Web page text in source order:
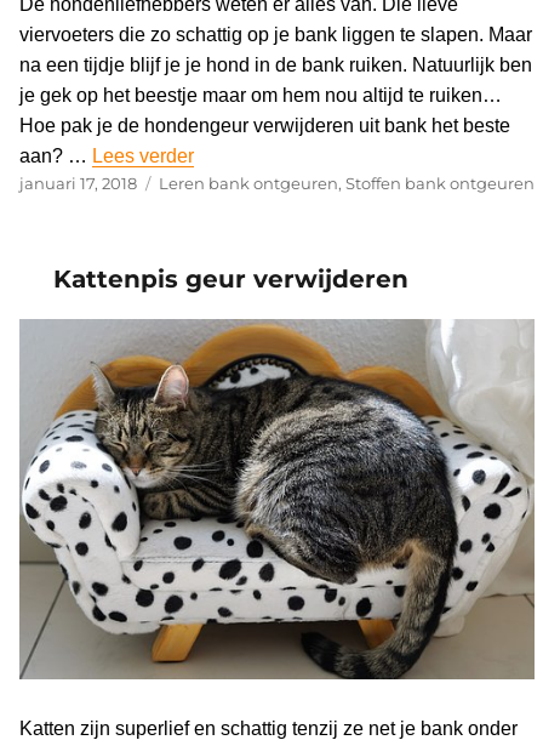
De hondenliefhebbers weten er alles van. Die lieve
viervoeters die zo schattig op je bank liggen te slapen. Maar
na een tijdje blijf je je hond in de bank ruiken. Natuurlijk ben
je gek op het beestje maar om hem nou altijd te ruiken…
Hoe pak je de hondengeur verwijderen uit bank het beste
aan? … Lees verder“Hondengeur verwijderen uit bank”
Geplaatst
januari 17, 2018 Categorieën
Leren bank ontgeuren, Stoffen bank ontgeuren
Kattenpis geur verwijderen
Katten zijn superlief en schattig tenzij ze net je bank onder